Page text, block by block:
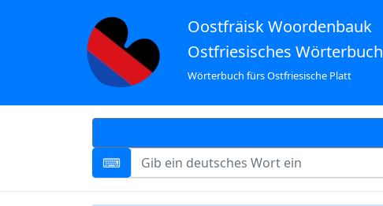
Oostfräisk Woordenbauk
Ostfriesisches Wörterbuch
Wörterbuch fürs Ostfriesische Platt